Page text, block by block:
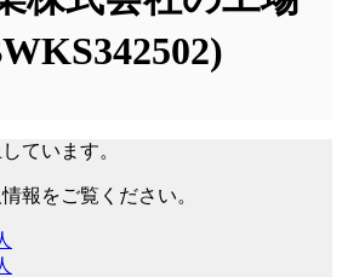
ています。
報をご覧ください。